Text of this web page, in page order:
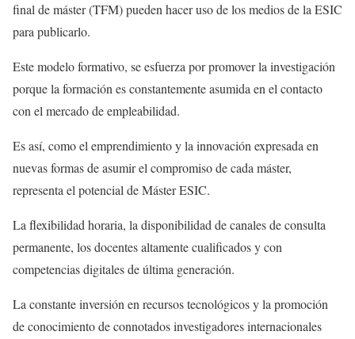
final de máster (TFM) pueden hacer uso de los medios de la ESIC
para publicarlo.
Este modelo formativo, se esfuerza por promover la investigación
porque la formación es constantemente asumida en el contacto
con el mercado de empleabilidad.
Es así, como el emprendimiento y la innovación expresada en
nuevas formas de asumir el compromiso de cada máster,
representa el potencial de Máster ESIC.
La flexibilidad horaria, la disponibilidad de canales de consulta
permanente, los docentes altamente cualificados y con
competencias digitales de última generación.
La constante inversión en recursos tecnológicos y la promoción
de conocimiento de connotados investigadores internacionales